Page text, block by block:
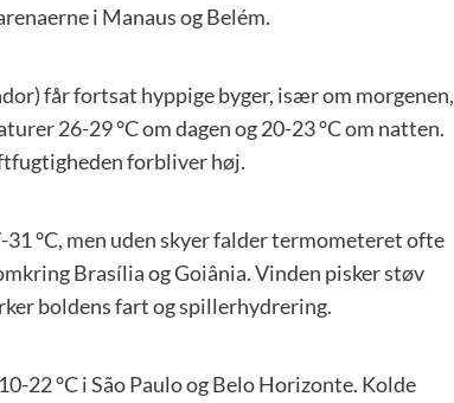
i Manaus og Belém.
får fortsat hyppige byger, især om morgenen,
26-29 °C om dagen og 20-23 °C om natten.
forbliver høj.
31 °C, men uden skyer falder termometeret ofte
Brasília og Goiânia. Vinden pisker støv
boldens fart og spillerhydrering.
22 °C i São Paulo og Belo Horizonte. Kolde